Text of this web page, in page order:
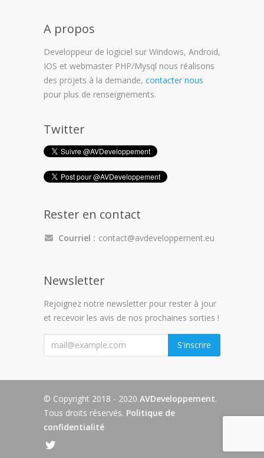
A propos
Developpeur de logiciel sur Windows, Android,
IOS et webmaster PHP/Mysql nous réalisons
des projets à la demande, contacter nous
pour plus de renseignements.
Twitter
Rester en contact
Courriel : contact@avdeveloppement.eu
Newsletter
Rejoignez notre newsletter pour rester à jour
et recevoir les avis de nos prochaines sorties !
S'inscrire
© Copyright 2018 - 2020 AVDeveloppement.
Tous droits réservés. Politique de
confidentialité